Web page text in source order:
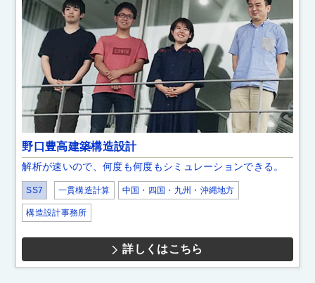
野口豊高建築構造設計
解析が速いので、何度も何度もシミュレーションできる。
SS7 一貫構造計算 中国・四国・九州・沖縄地方
構造設計事務所
詳しくはこちら